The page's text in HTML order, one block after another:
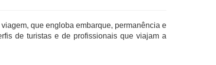
que engloba embarque, permanência e
de turistas e de profissionais que viajam a